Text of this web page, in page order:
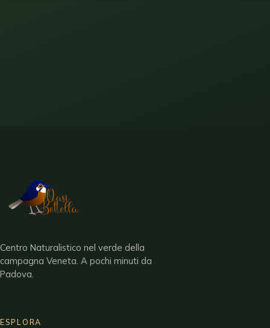
Centro Naturalistico nel verde della
campagna Veneta A pochi minuti da
Padova
ESPLORA